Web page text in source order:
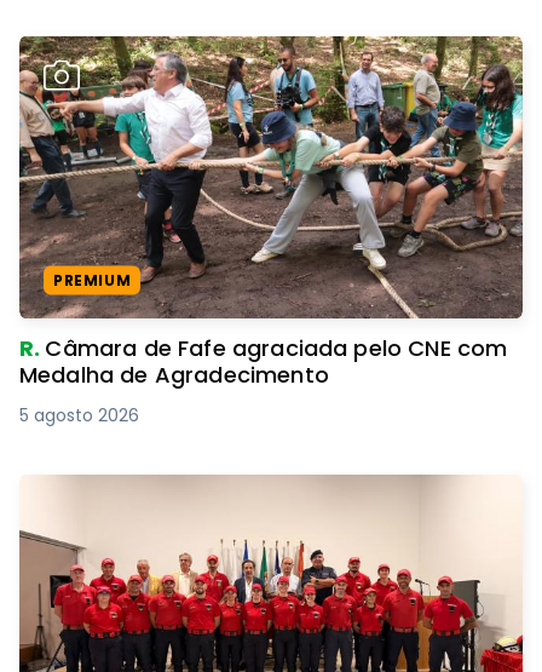
PREMIUM
R. Câmara de Fafe agraciada pelo CNE com
Medalha de Agradecimento
5 agosto 2026